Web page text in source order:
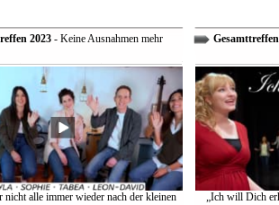
2023- Keine Ausnahmen mehr
nicht alle immer wieder nach der kleinen
„Ich will Dich